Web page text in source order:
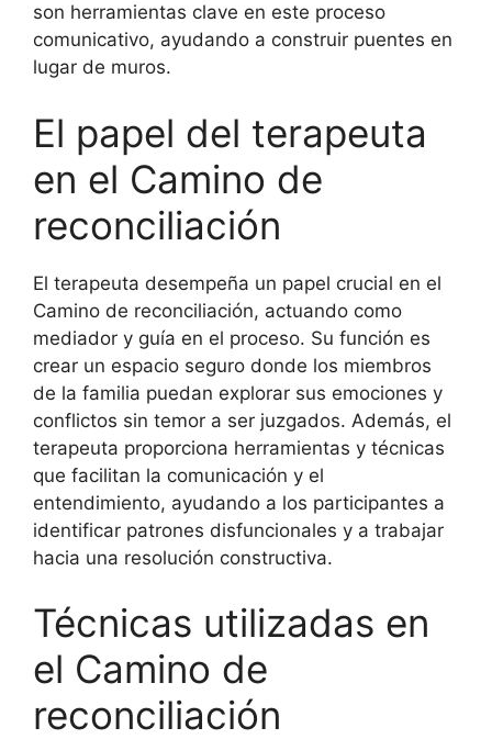
son herramientas clave en este proceso
comunicativo, ayudando a construir puentes en
lugar de muros.
El papel del terapeuta
en el Camino de
reconciliación
El terapeuta desempeña un papel crucial en el
Camino de reconciliación, actuando como
mediador y guía en el proceso. Su función es
crear un espacio seguro donde los miembros
de la familia puedan explorar sus emociones y
conflictos sin temor a ser juzgados. Además, el
terapeuta proporciona herramientas y técnicas
que facilitan la comunicación y el
entendimiento, ayudando a los participantes a
identificar patrones disfuncionales y a trabajar
hacia una resolución constructiva.
Técnicas utilizadas en
el Camino de
reconciliación